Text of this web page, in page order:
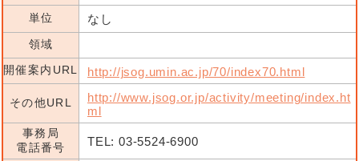
単位 なし
領域
開催案内URL
http://jsog.umin.ac.jp/70/index70.html
その他URL
http://www.jsog.or.jp/activity/meeting/index.ht
ml
事務局
電話番号
TEL: 03-5524-6900